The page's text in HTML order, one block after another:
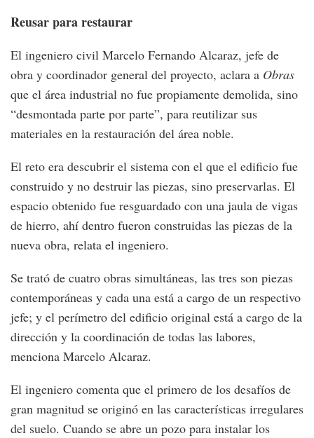
Reusar para restaurar
El ingeniero civil Marcelo Fernando Alcaraz, jefe de
obra y coordinador general del proyecto, aclara a Obras
que el área industrial no fue propiamente demolida, sino
“desmontada parte por parte”, para reutilizar sus
materiales en la restauración del área noble.
El reto era descubrir el sistema con el que el edificio fue
construido y no destruir las piezas, sino preservarlas. El
espacio obtenido fue resguardado con una jaula de vigas
de hierro, ahí dentro fueron construidas las piezas de la
nueva obra, relata el ingeniero.
Se trató de cuatro obras simultáneas, las tres son piezas
contemporáneas y cada una está a cargo de un respectivo
jefe; y el perímetro del edificio original está a cargo de la
dirección y la coordinación de todas las labores,
menciona Marcelo Alcaraz.
El ingeniero comenta que el primero de los desafíos de
gran magnitud se originó en las características irregulares
del suelo. Cuando se abre un pozo para instalar los